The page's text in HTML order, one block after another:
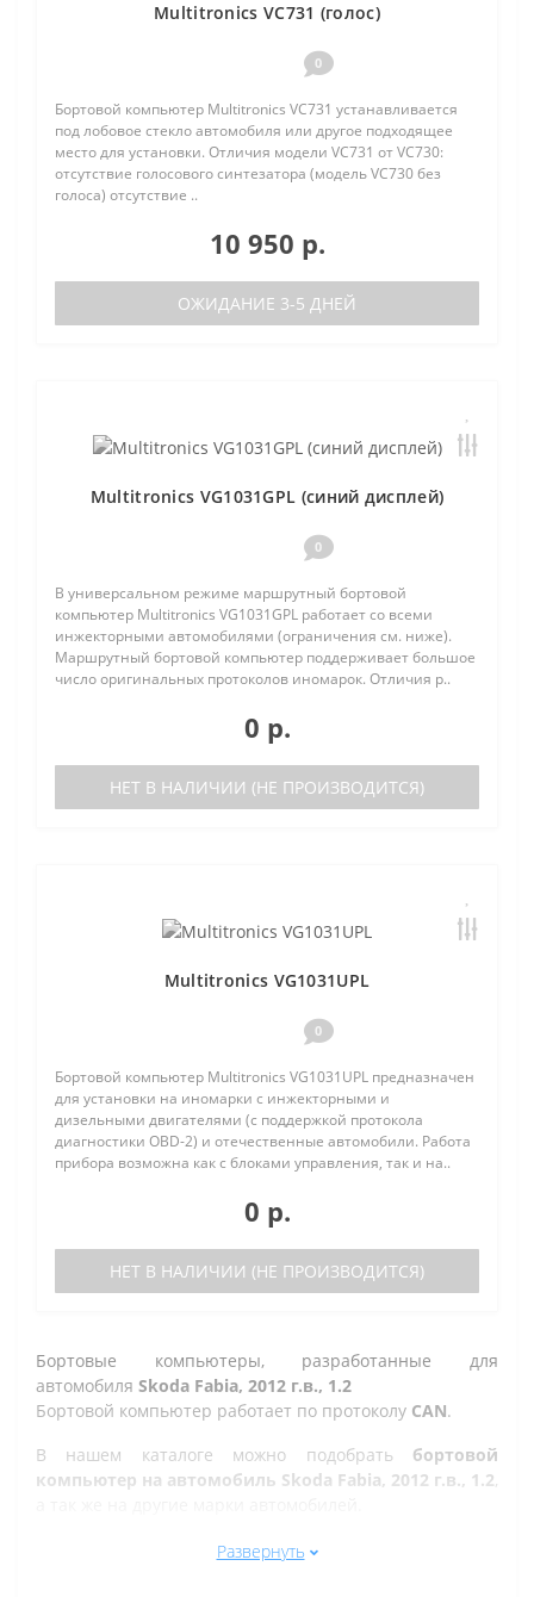
Multitronics VC731 (голос)
0
Бортовой компьютер Multitronics VC731 устанавливается
под лобовое стекло автомобиля или другое подходящее
место для установки. Отличия модели VC731 от VC730:
отсутствие голосового синтезатора (модель VC730 без
голоса) отсутствие ..
10 950 р.
ОЖИДАНИЕ 3-5 ДНЕЙ
Multitronics VG1031GPL (синий дисплей)
0
В универсальном режиме маршрутный бортовой
компьютер Multitronics VG1031GPL работает со всеми
инжекторными автомобилями (ограничения см. ниже).
Маршрутный бортовой компьютер поддерживает большое
число оригинальных протоколов иномарок. Отличия р..
0 р.
НЕТ В НАЛИЧИИ (НЕ ПРОИЗВОДИТСЯ)
Multitronics VG1031UPL
0
Бортовой компьютер Multitronics VG1031UPL предназначен
для установки на иномарки с инжекторными и
дизельными двигателями (с поддержкой протокола
диагностики OBD-2) и отечественные автомобили. Работа
прибора возможна как с блоками управления, так и на..
0 р.
НЕТ В НАЛИЧИИ (НЕ ПРОИЗВОДИТСЯ)
Бортовые компьютеры, разработанные для
автомобиля Skoda Fabia, 2012 г.в., 1.2
Бортовой компьютер работает по протоколу CAN.
В нашем каталоге можно подобрать бортовой
компьютер на автомобиль Skoda Fabia, 2012 г.в., 1.2,
Все рано или поздно в Златоусте сталкиваются с
Развернуть